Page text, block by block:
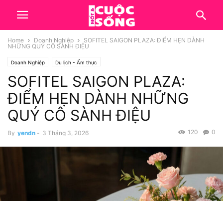
Home Doanh Nghiệp
SOFITEL SAIGON PLAZA: ĐIỂM HẸN DÀNH
NHỮNG QUÝ CÔ SÀNH ĐIỆU
Doanh Nghiệp Du lịch - Ẩm thực
SOFITEL SAIGON PLAZA:
ĐIỂM HẸN DÀNH NHỮNG
QUÝ CÔ SÀNH ĐIỆU
By yendn - 3 Tháng 3, 2026 0
120